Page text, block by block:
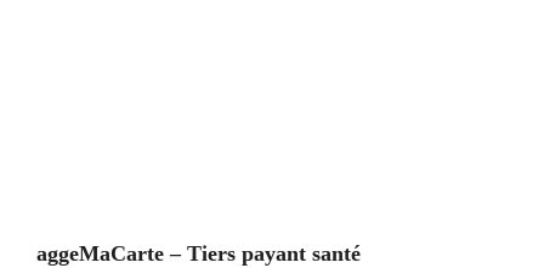
aggeMaCarte – Tiers payant santé